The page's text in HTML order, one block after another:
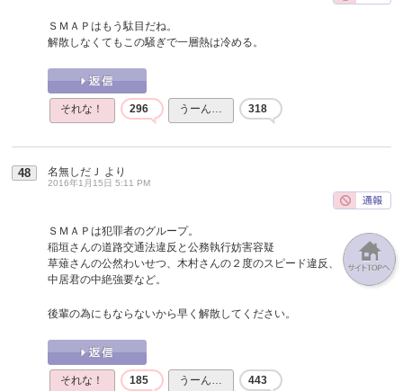
ＳＭＡＰはもう駄目だね。
解散しなくてもこの騒ぎで一層熱は冷める。
それな！ 296 うーん… 318
48 名無しだＪ より
2016年1月15日 5:11 PM
ＳＭＡＰは犯罪者のグループ。
稲垣さんの道路交通法違反と公務執行妨害容疑
草薙さんの公然わいせつ、木村さんの２度のスピード違反、
中居君の中絶強要など。
後輩の為にもならないから早く解散してください。
それな！ 185 うーん… 443